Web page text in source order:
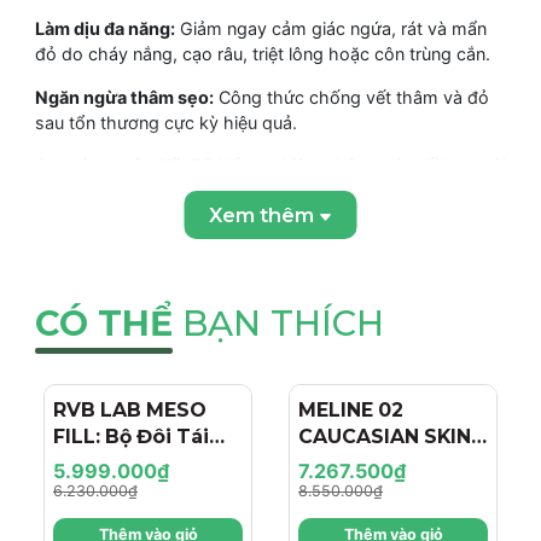
Làm dịu đa năng: Giảm ngay cảm giác ngứa, rát và mẩn
đỏ do cháy nắng, cạo râu, triệt lông hoặc côn trùng cắn.
Ngăn ngừa thâm sẹo: Công thức chống vết thâm và đỏ
sau tổn thương cực kỳ hiệu quả.
tiết, an toàn cho trẻ sơ sinh, phụ nữ mang thai và cho con
Creme
Thành phần chính
27% Phức hợp hoạt chất sửa chữa:Đẩy mạnh quá trình
lành thương và tái tạo biểu mô.
Xem thêm
CÓ THỂ BẠN THÍCH
- 4%
RVB LAB MESO
FILL: Bộ Đôi Tái
Tạo & Nâng Cơ
Chuyên Sâu - Hiệu
Ứng "Filler + Botox
5.999.000₫
6.230.000₫
Thêm vào giỏ
MELINE 02
CAUCASIAN SKIN
DAY/NIGHT / BỘ
ĐÔI TRỊ NÁM
NGÀY/ĐÊM, SÁNG
7.267.500₫
8.550.000₫
Thêm vào giỏ